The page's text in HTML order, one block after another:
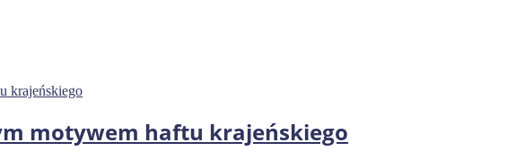
motywem haftu krajeńskiego